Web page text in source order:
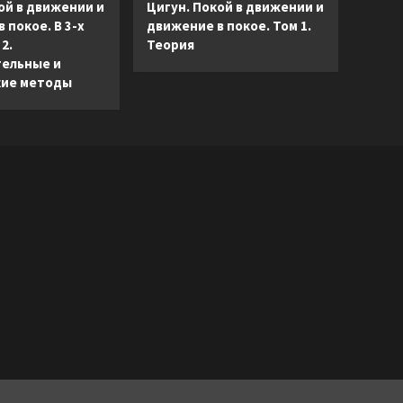
в движении и
покое. В 3-х
и
методы
Цигун. Покой в движении и
движение в покое. Том 1.
Теория